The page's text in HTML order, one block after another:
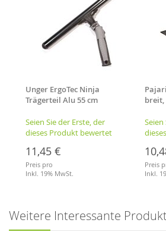
Unger ErgoTec Ninja
Trägerteil Alu 55 cm
Seien Sie der Erste, der
dieses Produkt bewertet
11,45 €
Preis pro
Inkl. 19% MwSt.
breit,
Seien
Preis
Inkl.
Weitere Interessante